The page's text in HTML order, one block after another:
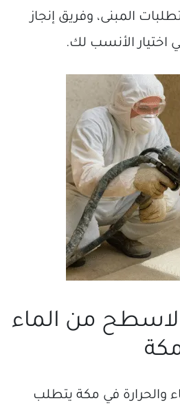
المبنى، وفريق إنجاز
الأنسب لك.
من الماء
والحرارة في مكة يتطلب